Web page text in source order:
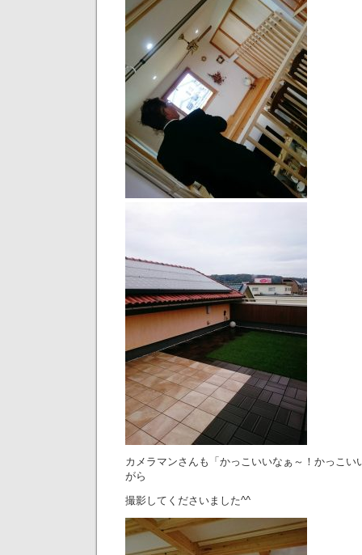
カメラマンさんも「かっこいいなぁ～！かっこい
がら
撮影してくださいました^^